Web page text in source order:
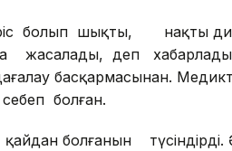
болып шықты, нақты
жасалады, деп хабарлады
басқармасынан.
болған.
болғанын түсіндірді.